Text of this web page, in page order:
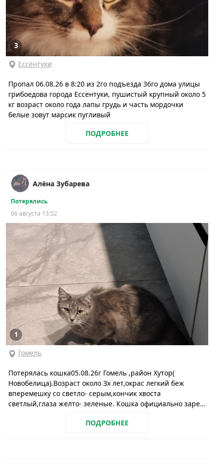
3
Ессентуки
Пропал 06.08.26 в 8:20 из 2го подъезда 36го дома улицы
грибоедова города Ессентуки, пушистый крупный около 5
кг возраст около года лапы грудь и часть мордочки
белые зовут марсик пугливый
ПОДРОБНЕЕ
Алёна Зубарева
Потерялись
06 августа 13:52
1
Гомель
Потерялась кошка05.08.26г Гомель ,район Хутор(
Новобелица).Возраст около Зх лет,окрас легкий беж
вперемешку со светло- серым,кончик хвоста
светлый,глаза желто- зеленые. Кошка официально заре...
ПОДРОБНЕЕ